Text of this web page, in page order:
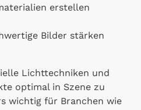
erstellen
Bilder stärken
Lichttechniken und
optimal in Szene zu
wichtig für Branchen wie